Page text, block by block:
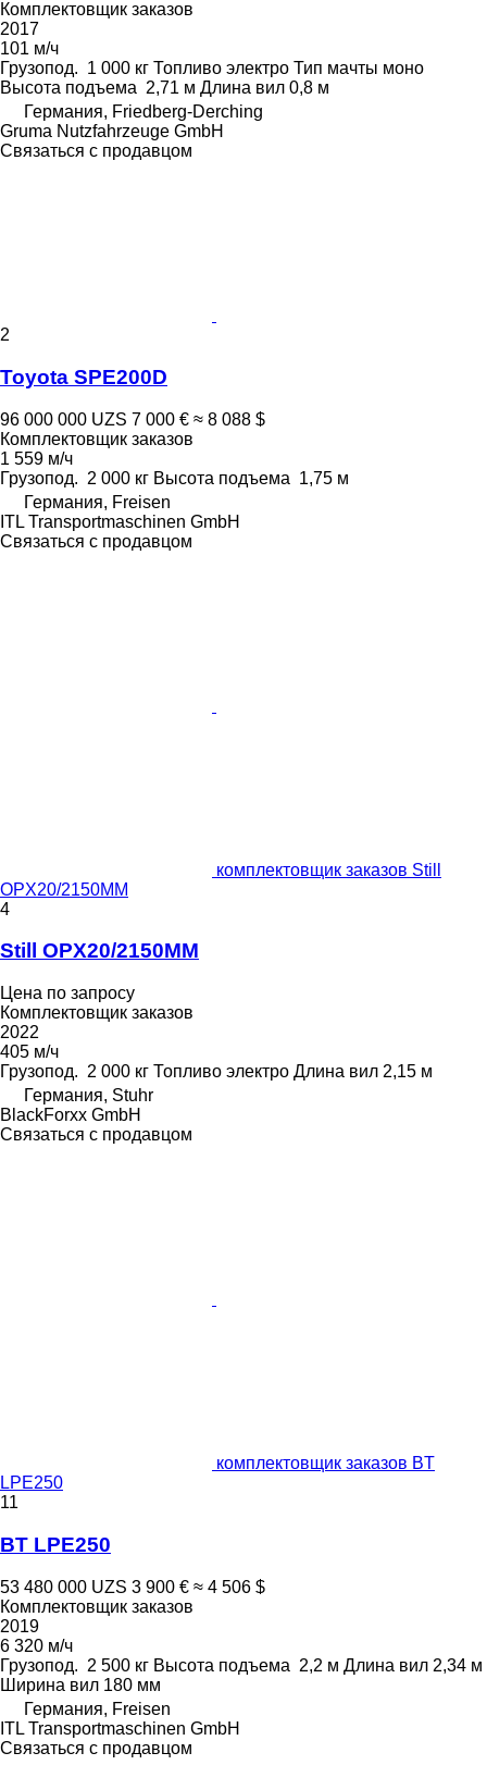
Комплектовщик заказов
2017
101 м/ч
Грузопод. 1 000 кг Топливо электро Тип мачты моно
Высота подъема 2,71 м Длина вил 0,8 м
Германия, Friedberg-Derching
Gruma Nutzfahrzeuge GmbH
Связаться с продавцом
2
Toyota SPE200D
96 000 000 UZS 7 000 € ≈ 8 088 $
Комплектовщик заказов
1 559 м/ч
Грузопод. 2 000 кг Высота подъема 1,75 м
Германия, Freisen
ITL Transportmaschinen GmbH
Связаться с продавцом
комплектовщик заказов Still
OPX20/2150MM
4
Still OPX20/2150MM
Цена по запросу
Комплектовщик заказов
2022
405 м/ч
Грузопод. 2 000 кг Топливо электро Длина вил 2,15 м
Германия, Stuhr
BlackForxx GmbH
Связаться с продавцом
комплектовщик заказов BT
LPE250
11
BT LPE250
53 480 000 UZS 3 900 € ≈ 4 506 $
Комплектовщик заказов
2019
6 320 м/ч
Грузопод. 2 500 кг Высота подъема 2,2 м Длина вил 2,34 м
Ширина вил 180 мм
Германия, Freisen
ITL Transportmaschinen GmbH
Связаться с продавцом